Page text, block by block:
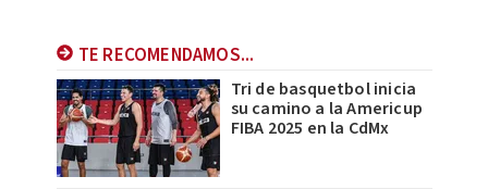
TE RECOMENDAMOS...
Tri de basquetbol inicia
su camino a la Americup
FIBA 2025 en la CdMx